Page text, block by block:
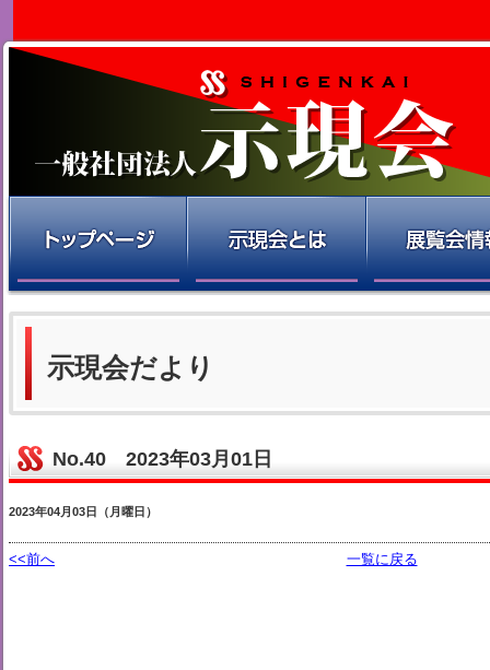
示現会だより
No.40 2023年03月01日
2023年04月03日（月曜日）
<<前へ 一覧に戻る